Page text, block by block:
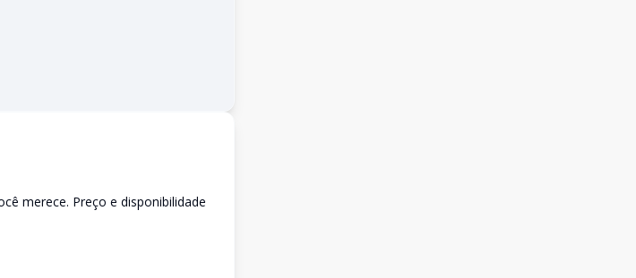
merece. Preço e disponibilidade